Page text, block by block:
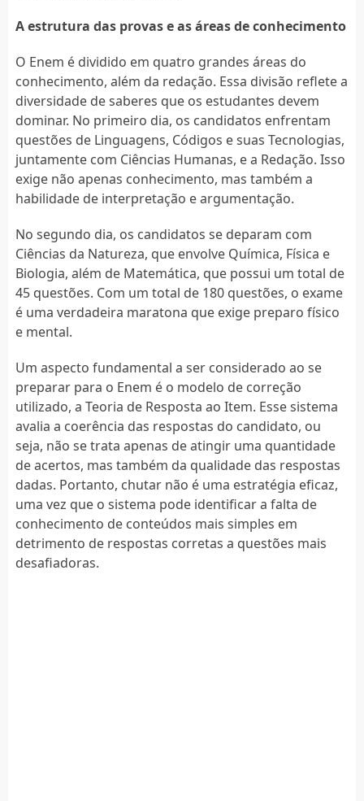
A estrutura das provas e as áreas de conhecimento
O Enem é dividido em quatro grandes áreas do
conhecimento, além da redação. Essa divisão reflete a
diversidade de saberes que os estudantes devem
dominar. No primeiro dia, os candidatos enfrentam
questões de Linguagens, Códigos e suas Tecnologias,
juntamente com Ciências Humanas, e a Redação. Isso
exige não apenas conhecimento, mas também a
habilidade de interpretação e argumentação.
No segundo dia, os candidatos se deparam com
Ciências da Natureza, que envolve Química, Física e
Biologia, além de Matemática, que possui um total de
45 questões. Com um total de 180 questões, o exame
é uma verdadeira maratona que exige preparo físico
e mental.
Um aspecto fundamental a ser considerado ao se
preparar para o Enem é o modelo de correção
utilizado, a Teoria de Resposta ao Item. Esse sistema
avalia a coerência das respostas do candidato, ou
seja, não se trata apenas de atingir uma quantidade
de acertos, mas também da qualidade das respostas
dadas. Portanto, chutar não é uma estratégia eficaz,
uma vez que o sistema pode identificar a falta de
conhecimento de conteúdos mais simples em
detrimento de respostas corretas a questões mais
desafiadoras.